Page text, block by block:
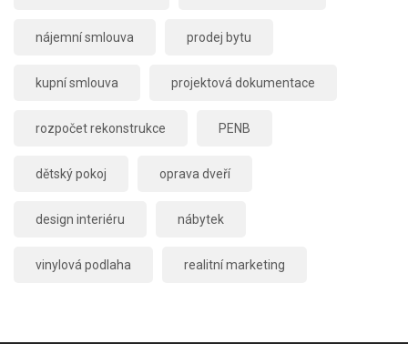
nájemní smlouva prodej bytu
kupní smlouva projektová dokumentace
rozpočet rekonstrukce PENB
dětský pokoj oprava dveří
design interiéru nábytek
vinylová podlaha realitní marketing